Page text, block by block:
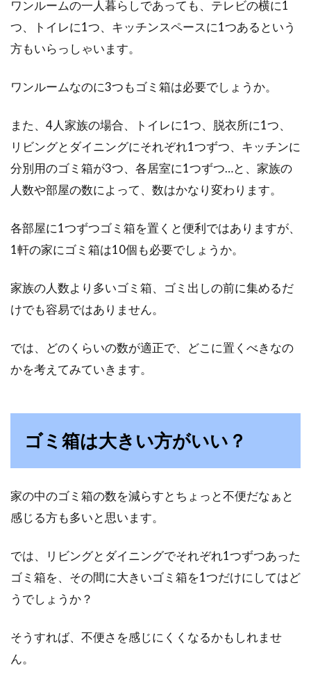
家のトイレは毎日使いますよね！トイレは、一
般的に他の部屋よりも狭いですが、狭いからこ
そ思い切...
的な方法とは！？
お家にソファーがあるというご家庭は多いので
はないでしょうか。そして、ソファーがあるお
介！おしゃれな収納棚を厳選
ン性、使いやすさなどさまざまなポイントを加
味して選ぶ必...
ない洗剤はまだ使えるのか
れぞれ安全に食べられる期限と、美味しく食べ
られ...
パッチワークソファはインテリアア
パッチワークは複数の布を継ぎ合わせて作られ
ワンルームの一人暮らしであっても、テレビの横に1
つ、トイレに1つ、キッチンスペースに1つあるという
方もいらっしゃいます。
ワンルームなのに3つもゴミ箱は必要でしょうか。
また、4人家族の場合、トイレに1つ、脱衣所に1つ、
リビングとダイニングにそれぞれ1つずつ、キッチンに
分別用のゴミ箱が3つ、各居室に1つずつ…と、家族の
人数や部屋の数によって、数はかなり変わります。
各部屋に1つずつゴミ箱を置くと便利ではありますが、
1軒の家にゴミ箱は10個も必要でしょうか。
家族の人数より多いゴミ箱、ゴミ出しの前に集めるだ
けでも容易ではありません。
では、どのくらいの数が適正で、どこに置くべきなの
かを考えてみていきます。
ゴミ箱は大きい方がいい？
家の中のゴミ箱の数を減らすとちょっと不便だなぁと
感じる方も多いと思います。
では、リビングとダイニングでそれぞれ1つずつあった
ゴミ箱を、その間に大きいゴミ箱を1つだけにしてはど
うでしょうか？
そうすれば、不便さを感じにくくなるかもしれませ
ん。